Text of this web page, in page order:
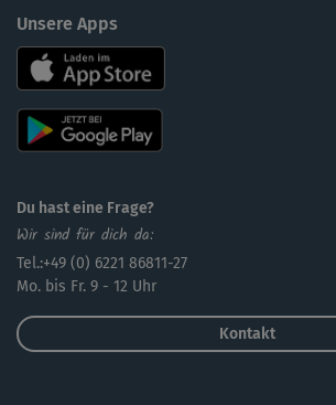
Unsere Apps
Du hast eine Frage?
Wir sind für dich da:
Tel.:+49 (0) 6221 86811-27
Mo. bis Fr. 9 - 12 Uhr
Kontakt